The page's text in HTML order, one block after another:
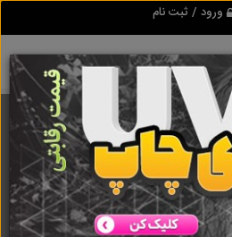
ورود / ثبت نام
اندروید ابزاریراق
ابزار و یراق آلات عمومی و صنعتی